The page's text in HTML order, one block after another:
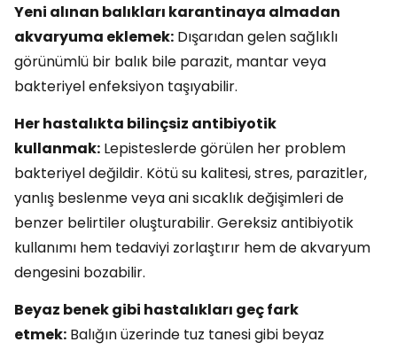
Yeni alınan balıkları karantinaya almadan
akvaryuma eklemek: Dışarıdan gelen sağlıklı
görünümlü bir balık bile parazit, mantar veya
bakteriyel enfeksiyon taşıyabilir.
Her hastalıkta bilinçsiz antibiyotik
kullanmak: Lepisteslerde görülen her problem
bakteriyel değildir. Kötü su kalitesi, stres, parazitler,
yanlış beslenme veya ani sıcaklık değişimleri de
benzer belirtiler oluşturabilir. Gereksiz antibiyotik
kullanımı hem tedaviyi zorlaştırır hem de akvaryum
dengesini bozabilir.
Beyaz benek gibi hastalıkları geç fark
etmek: Balığın üzerinde tuz tanesi gibi beyaz